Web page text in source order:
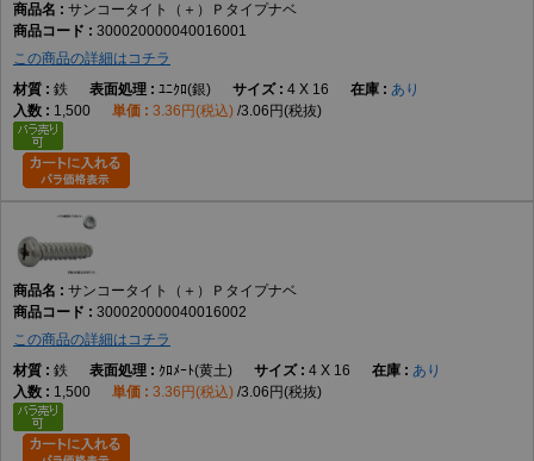
サンコータイト（＋）Ｐタイプナベ
300020000040016001
この商品の詳細はコチラ
鉄
ﾕﾆｸﾛ(銀) 4 X 16
あり
1,500
3.36円(税込) 3.06円(税抜)
サンコータイト（＋）Ｐタイプナベ
300020000040016002
この商品の詳細はコチラ
鉄
ｸﾛﾒｰﾄ(黄土) 4 X 16
あり
1,500
3.36円(税込) 3.06円(税抜)